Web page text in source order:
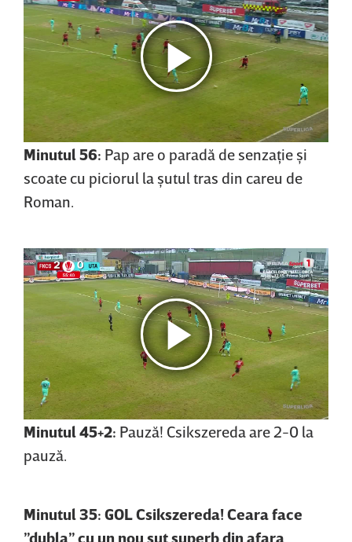
Minutul 56: Pap are o paradă de senzaţie şi
scoate cu piciorul la şutul tras din careu de
Roman.
Minutul 45+2: Pauză! Csikszereda are 2-0 la
pauză.
Minutul 35: GOL Csikszereda! Ceara face
”dubla” cu un nou şut superb din afara